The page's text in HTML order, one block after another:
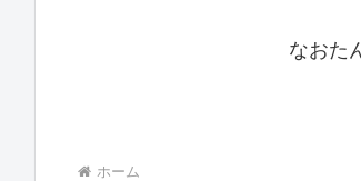
なおた
ホーム